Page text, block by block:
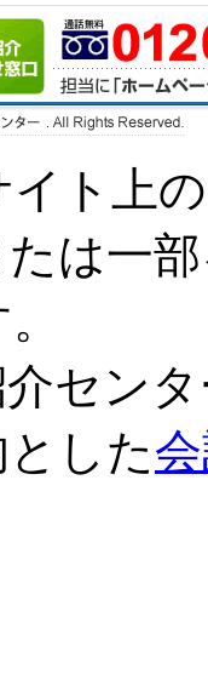
ト上
は一
セン
した